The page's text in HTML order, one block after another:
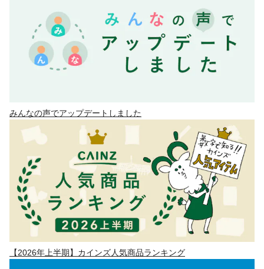
みんなの声でアップデートしました
【2026年上半期】カインズ人気商品ランキング